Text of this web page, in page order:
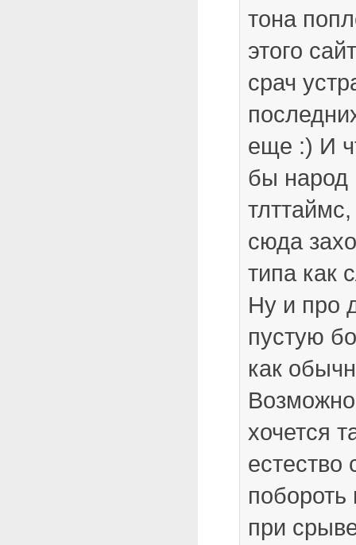
тона
этого
срач
еще :) И
бы народ
сюда
типа как
Ну и про
пустую
как
хочется
естество
побороть
при